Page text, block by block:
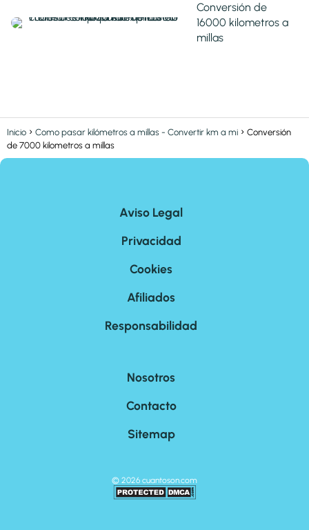
Conversión de
16000 kilometros a
millas
Inicio Como pasar kilómetros a millas - Convertir km a mi
Conversión
de 7000 kilometros a millas
Aviso Legal
Privacidad
Cookies
Afiliados
Responsabilidad
Nosotros
Contacto
Sitemap
© 2026 cuantoson.com